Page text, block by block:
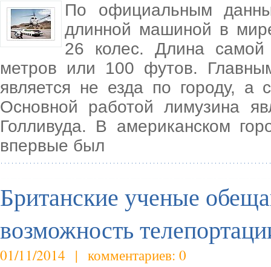
По официальным
длинной машиной в
26 колес. Длина
метров или 100 футов.
является не езда по городу,
Основной работой лимузина
Голливуда. В американском
впервые был
Британские ученые
возможность
01/11/2014 | комментариев: 0